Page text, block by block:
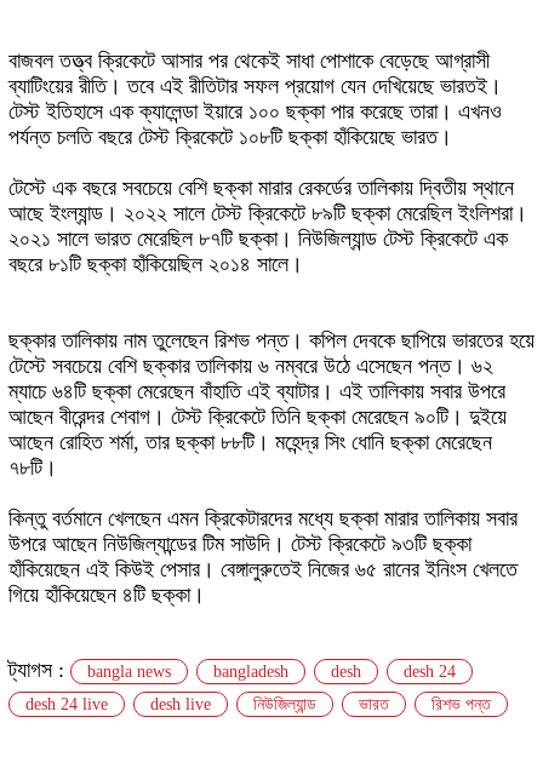
বাজবল তত্ত্ব ক্রিকেটে আসার পর থেকেই সাধা পোশাকে বেড়েছে আগ্রাসী
ব্যাটিংয়ের রীতি। তবে এই রীতিটার সফল প্রয়োগ যেন দেখিয়েছে ভারতই।
টেস্ট ইতিহাসে এক ক্যালেন্ডা ইয়ারে ১০০ ছক্কা পার করেছে তারা। এখনও
পর্যন্ত চলতি বছরে টেস্ট ক্রিকেটে ১০৮টি ছক্কা হাঁকিয়েছে ভারত।
টেস্টে এক বছরে সবচেয়ে বেশি ছক্কা মারার রেকর্ডের তালিকায় দ্বিতীয় স্থানে
আছে ইংল্যান্ড। ২০২২ সালে টেস্ট ক্রিকেটে ৮৯টি ছক্কা মেরেছিল ইংলিশরা।
২০২১ সালে ভারত মেরেছিল ৮৭টি ছক্কা। নিউজিল্যান্ড টেস্ট ক্রিকেটে এক
বছরে ৮১টি ছক্কা হাঁকিয়েছিল ২০১৪ সালে।
ছক্কার তালিকায় নাম তুলেছেন রিশভ পন্ত। কপিল দেবকে ছাপিয়ে ভারতের হয়ে
টেস্টে সবচেয়ে বেশি ছক্কার তালিকায় ৬ নম্বরে উঠে এসেছেন পন্ত। ৬২
ম্যাচে ৬৪টি ছক্কা মেরেছেন বাঁহাতি এই ব্যাটার। এই তালিকায় সবার উপরে
আছেন বীরেন্দর শেবাগ। টেস্ট ক্রিকেটে তিনি ছক্কা মেরেছেন ৯০টি। দুইয়ে
আছেন রোহিত শর্মা, তার ছক্কা ৮৮টি। মহেন্দ্র সিং ধোনি ছক্কা মেরেছেন
৭৮টি।
কিন্তু বর্তমানে খেলছেন এমন ক্রিকেটারদের মধ্যে ছক্কা মারার তালিকায় সবার
উপরে আছেন নিউজিল্যান্ডের টিম সাউদি। টেস্ট ক্রিকেটে ৯৩টি ছক্কা
হাঁকিয়েছেন এই কিউই পেসার। বেঙ্গালুরুতেই নিজের ৬৫ রানের ইনিংস খেলতে
গিয়ে হাঁকিয়েছেন ৪টি ছক্কা।
ট্যাগস : bangla news bangladesh desh
desh 24
desh 24 live
desh live নিউজিল্যান্ড ভারত রিশভ পন্ত